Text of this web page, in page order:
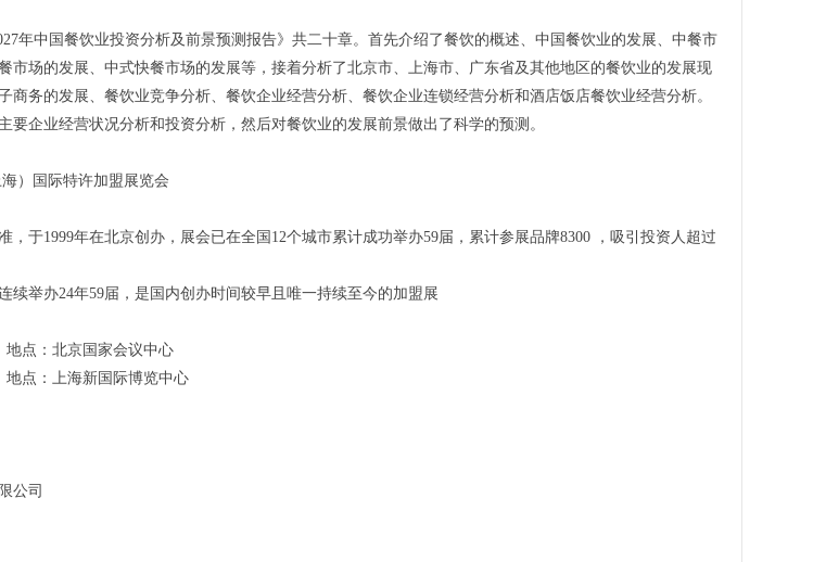
年中国餐饮业投资分析及前景预测报告》共二十章。首先介绍了餐饮的概述、中国餐饮业的发展、中餐市
市场的发展、中式快餐市场的发展等，接着分析了北京市、上海市、广东省及其他地区的餐饮业的发展现
商务的发展、餐饮业竞争分析、餐饮企业经营分析、餐饮企业连锁经营分析和酒店饭店餐饮业经营分析。
要企业经营状况分析和投资分析，然后对餐饮业的发展前景做出了科学的预测。
）国际特许加盟展览会
，于1999年在北京创办，展会已在全国12个城市累计成功举办59届，累计参展品牌8300 ，吸引投资人超过
续举办24年59届，是国内创办时间较早且唯一持续至今的加盟展
点：北京国家会议中心
：上海新国际博览中心
公司